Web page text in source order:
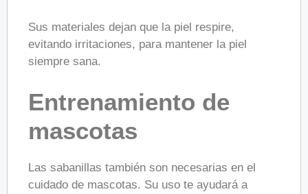
Sus materiales dejan que la piel respire,
evitando irritaciones, para mantener la piel
siempre sana.
Entrenamiento de
mascotas
Las sabanillas también son necesarias en el
cuidado de mascotas. Su uso te ayudará a